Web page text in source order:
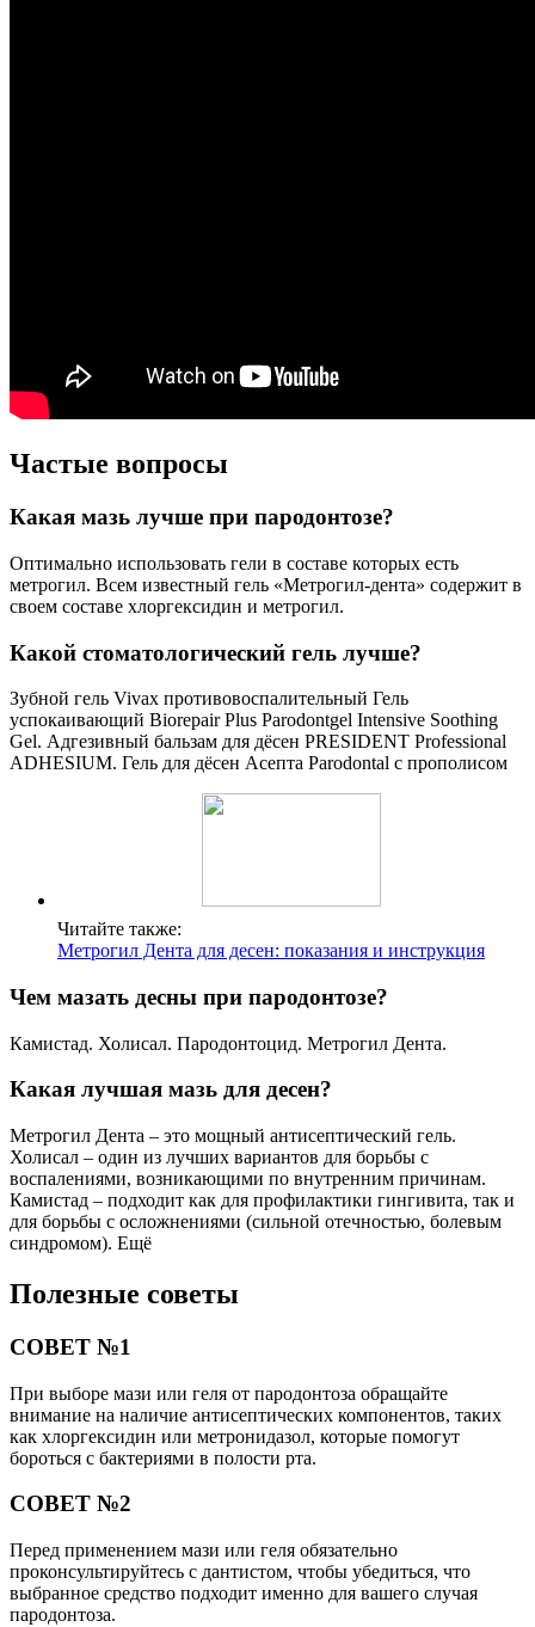
Частые вопросы
Какая мазь лучше при пародонтозе?
Оптимально использовать гели в составе которых есть
метрогил. Всем известный гель «Метрогил-дента» содержит в
своем составе хлоргексидин и метрогил.
Какой стоматологический гель лучше?
Зубной гель Vivax противовоспалительный Гель
успокаивающий Biorepair Plus Parodontgel Intensive Soothing
Gel. Адгезивный бальзам для дёсен PRESIDENT Professional
ADHESIUM. Гель для дёсен Асепта Parodontal с прополисом
Читайте также:
Метрогил Дента для десен: показания и инструкция
Чем мазать десны при пародонтозе?
Камистад. Холисал. Пародонтоцид. Метрогил Дента.
Какая лучшая мазь для десен?
Метрогил Дента – это мощный антисептический гель.
Холисал – один из лучших вариантов для борьбы с
воспалениями, возникающими по внутренним причинам.
Камистад – подходит как для профилактики гингивита, так и
для борьбы с осложнениями (сильной отечностью, болевым
синдромом). Ещё
Полезные советы
СОВЕТ №1
При выборе мази или геля от пародонтоза обращайте
внимание на наличие антисептических компонентов, таких
как хлоргексидин или метронидазол, которые помогут
бороться с бактериями в полости рта.
СОВЕТ №2
Перед применением мази или геля обязательно
проконсультируйтесь с дантистом, чтобы убедиться, что
выбранное средство подходит именно для вашего случая
пародонтоза.